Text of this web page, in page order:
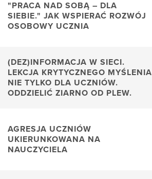
"PRACA NAD SOBĄ – DLA
SIEBIE." JAK WSPIERAĆ ROZWÓJ
OSOBOWY UCZNIA
(DEZ)INFORMACJA W SIECI.
LEKCJA KRYTYCZNEGO MYŚLENIA
NIE TYLKO DLA UCZNIÓW.
ODDZIELIĆ ZIARNO OD PLEW.
AGRESJA UCZNIÓW
UKIERUNKOWANA NA
NAUCZYCIELA